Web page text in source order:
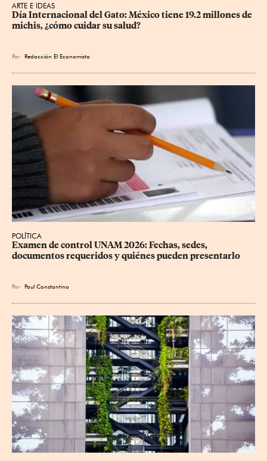
ARTE E IDEAS
Día Internacional del Gato: México tiene 19.2 millones de
michis, ¿cómo cuidar su salud?
Por Redacción El Economista
POLÍTICA
Examen de control UNAM 2026: Fechas, sedes,
documentos requeridos y quiénes pueden presentarlo
Por Paul Constantino